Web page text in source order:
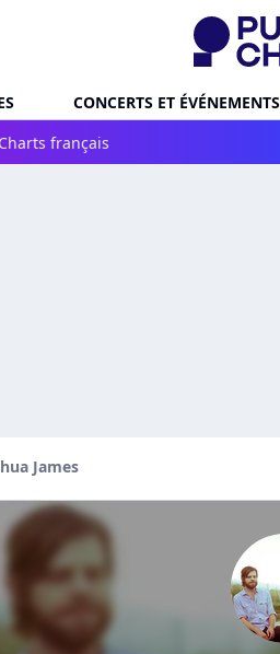
CONCERTS ET ÉVÉNEMENTS
Charts français
James